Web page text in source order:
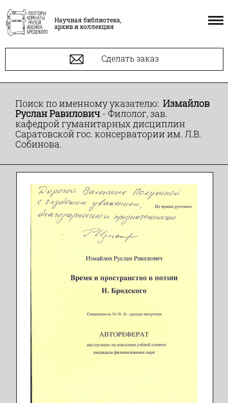
Научная библиотека,
архив и коллекция
Сделать заказ
Поиск по именному указателю: Измайлов
Руслан Равилович - Филолог, зав.
кафедрой гуманитарных дисциплин
Саратовской гос. консерватории им. Л.В.
Собинова.